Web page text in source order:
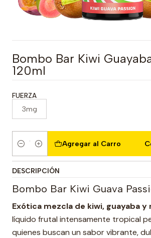
Bombo Bar Kiwi
120ml
FUERZA
3mg
Cantidad
Agregar al Carro
DESCRIPCIÓN
Bombo Bar Kiwi Guava
Exótica mezcla de kiwi, guayaba y
líquido frutal intensamente tropical
quienes buscan un sabor vibrante,